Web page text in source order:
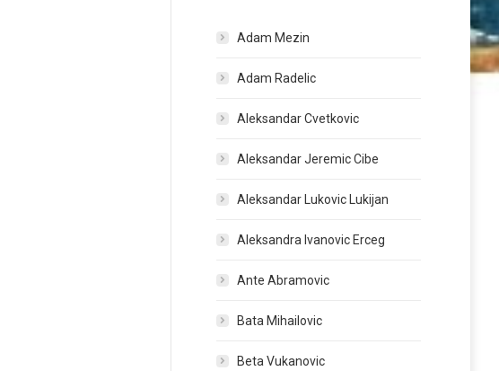
Adam Mezin
Adam Radelic
Aleksandar Cvetkovic
Aleksandar Jeremic Cibe
Aleksandar Lukovic Lukijan
Aleksandra Ivanovic Erceg
Ante Abramovic
Bata Mihailovic
Beta Vukanovic